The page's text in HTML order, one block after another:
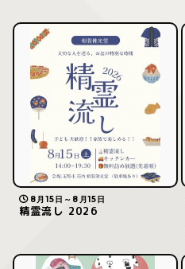
8月15日～8月15日
精霊流し 2026